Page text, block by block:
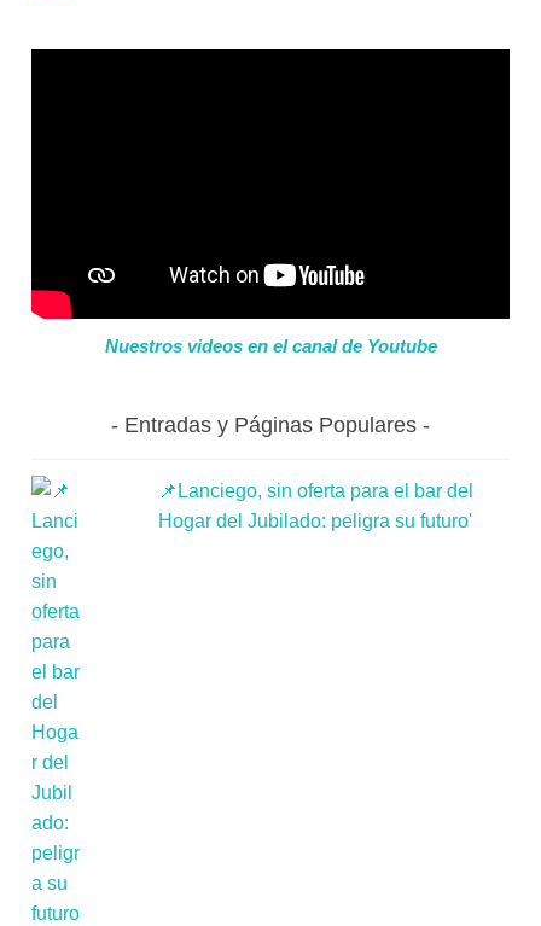
Nuestros videos en el canal de Youtube
Entradas y Páginas Populares
📌Lanciego, sin oferta para el bar del
Hogar del Jubilado: peligra su futuro'